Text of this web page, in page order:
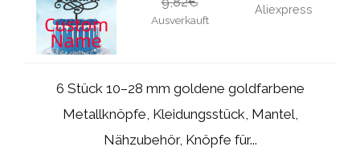
Ausverkauft
Aliexpress
6 Stück 10–28 mm goldene goldfarbene
Metallknöpfe, Kleidungsstück, Mantel,
Nähzubehör, Knöpfe für...